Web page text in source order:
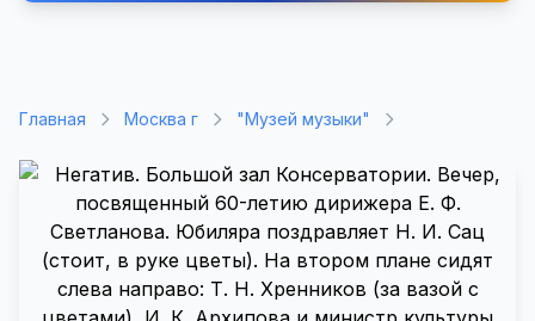
Главная Москва г "Музей музыки"